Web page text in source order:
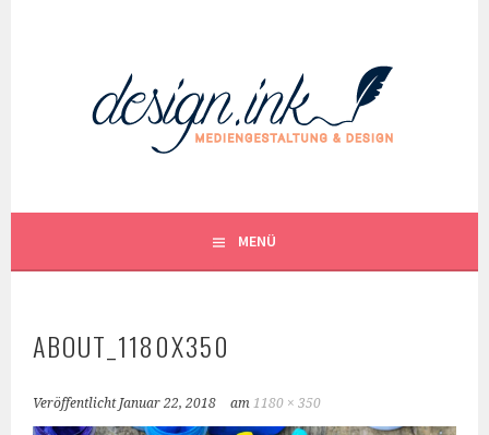
MENÜ
ABOUT_1180X350
Veröffentlicht Januar 22, 2018 am1180 × 350